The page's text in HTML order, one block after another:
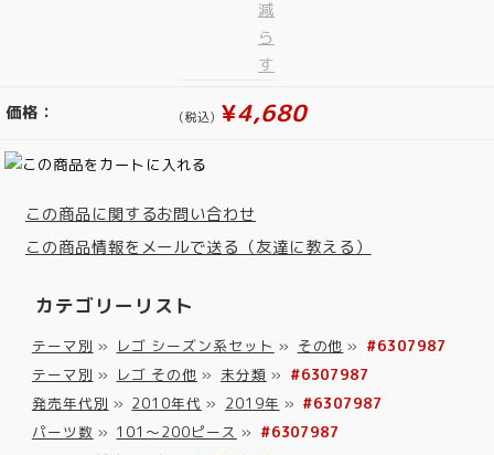
価格： (税込) ¥4,680
この商品に関するお問い合わせ
この商品情報をメールで送る（友達に教える）
カテゴリーリスト
テーマ別 » レゴ シーズン系セット » その他 » #6307987
テーマ別 » レゴ その他 » 未分類 » #6307987
発売年代別 » 2010年代 » 2019年 » #6307987
パーツ数 » 101～200ピース » #6307987